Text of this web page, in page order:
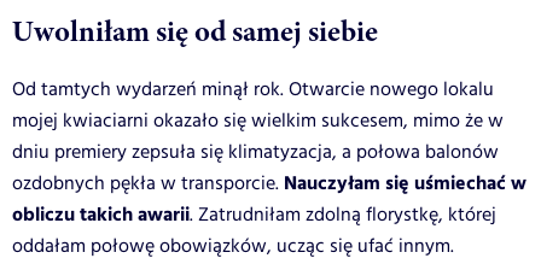
Uwolniłam się od samej siebie
Od tamtych wydarzeń minął rok. Otwarcie nowego lokalu
mojej kwiaciarni okazało się wielkim sukcesem, mimo że w
dniu premiery zepsuła się klimatyzacja, a połowa balonów
ozdobnych pękła w transporcie. Nauczyłam się uśmiechać w
obliczu takich awarii. Zatrudniłam zdolną florystkę, której
oddałam połowę obowiązków, ucząc się ufać innym.